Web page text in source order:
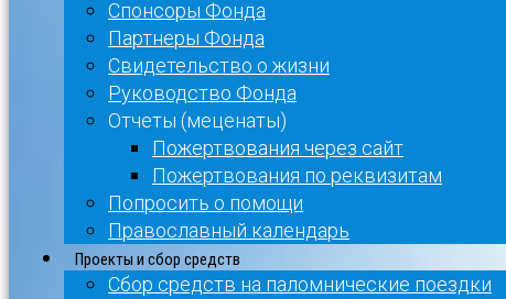
Спонсоры Фонда
Партнеры Фонда
Свидетельство о жизни
Руководство Фонда
Отчеты (меценаты)
Пожертвования через сайт
Пожертвования по реквизитам
Попросить о помощи
Православный календарь
Проекты и сбор средств
Сбор средств на паломнические поездки